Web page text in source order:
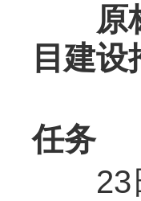
原标
目建
任务
23日